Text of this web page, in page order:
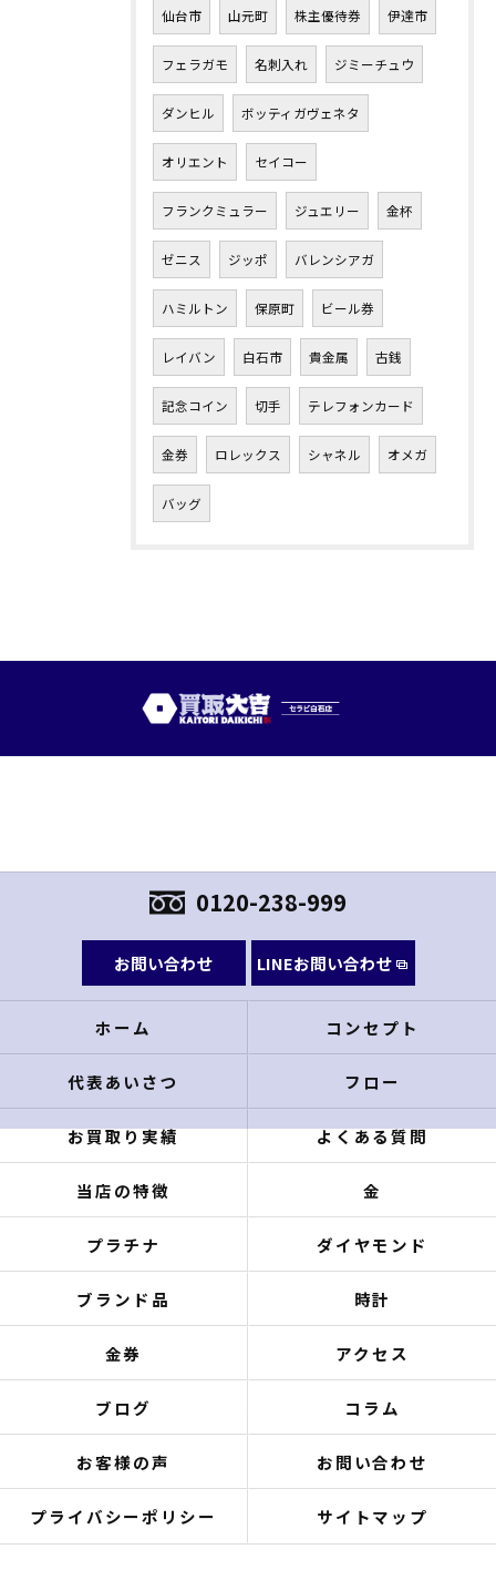
仙台市 山元町 株主優待券 伊達市
フェラガモ 名刺入れ ジミーチュウ
ダンヒル ボッティガヴェネタ
オリエント セイコー
フランクミュラー ジュエリー 金杯
ゼニス ジッポ バレンシアガ
ハミルトン 保原町 ビール券
レイバン 白石市 貴金属 古銭
記念コイン 切手 テレフォンカード
金券 ロレックス シャネル オメガ
バッグ
0120-238-999
お問い合わせ LINEお問い合わせ
ホーム コンセプト
代表あいさつ フロー
お買取り実績 よくある質問
当店の特徴 金
プラチナ ダイヤモンド
ブランド品 時計
金券 アクセス
ブログ コラム
お客様の声 お問い合わせ
プライバシーポリシー サイトマップ